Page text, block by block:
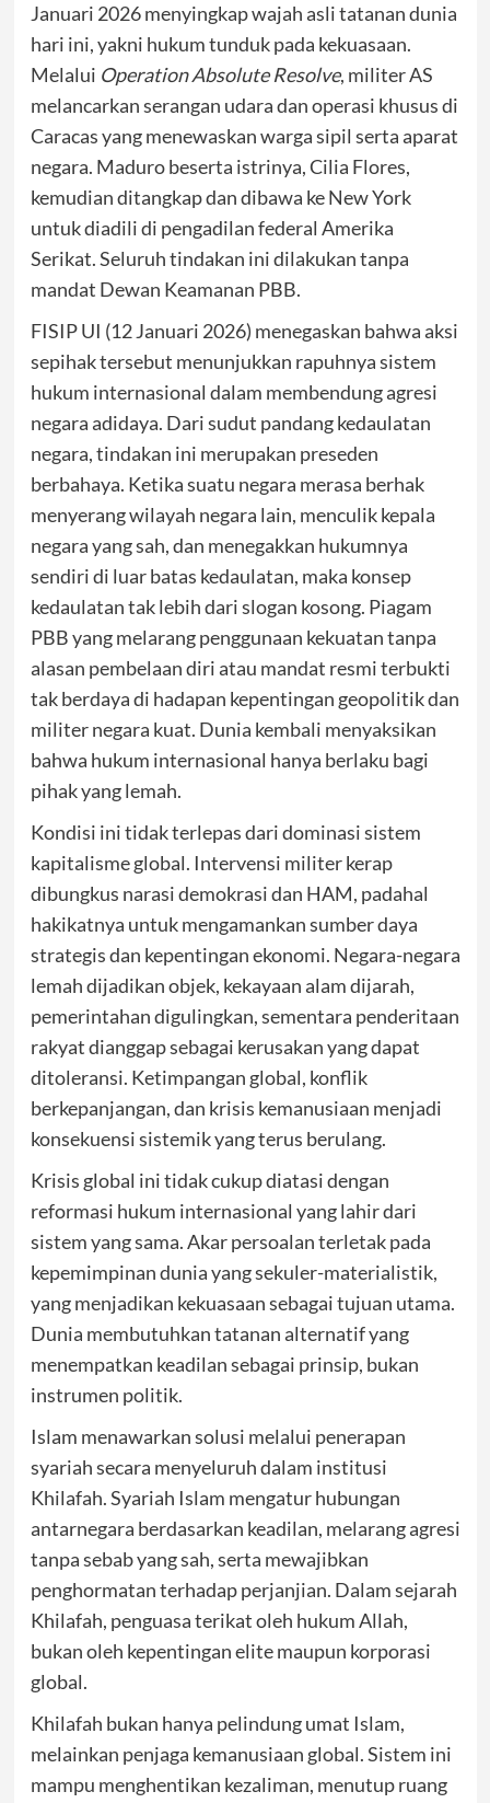
Januari 2026 menyingkap wajah asli tatanan dunia
hari ini, yakni hukum tunduk pada kekuasaan.
Melalui Operation Absolute Resolve, militer AS
melancarkan serangan udara dan operasi khusus di
Caracas yang menewaskan warga sipil serta aparat
negara. Maduro beserta istrinya, Cilia Flores,
kemudian ditangkap dan dibawa ke New York
untuk diadili di pengadilan federal Amerika
Serikat. Seluruh tindakan ini dilakukan tanpa
mandat Dewan Keamanan PBB.
FISIP UI (12 Januari 2026) menegaskan bahwa aksi
sepihak tersebut menunjukkan rapuhnya sistem
hukum internasional dalam membendung agresi
negara adidaya. Dari sudut pandang kedaulatan
negara, tindakan ini merupakan preseden
berbahaya. Ketika suatu negara merasa berhak
menyerang wilayah negara lain, menculik kepala
negara yang sah, dan menegakkan hukumnya
sendiri di luar batas kedaulatan, maka konsep
kedaulatan tak lebih dari slogan kosong. Piagam
PBB yang melarang penggunaan kekuatan tanpa
alasan pembelaan diri atau mandat resmi terbukti
tak berdaya di hadapan kepentingan geopolitik dan
militer negara kuat. Dunia kembali menyaksikan
bahwa hukum internasional hanya berlaku bagi
pihak yang lemah.
Kondisi ini tidak terlepas dari dominasi sistem
kapitalisme global. Intervensi militer kerap
dibungkus narasi demokrasi dan HAM, padahal
hakikatnya untuk mengamankan sumber daya
strategis dan kepentingan ekonomi. Negara-negara
lemah dijadikan objek, kekayaan alam dijarah,
pemerintahan digulingkan, sementara penderitaan
rakyat dianggap sebagai kerusakan yang dapat
ditoleransi. Ketimpangan global, konflik
berkepanjangan, dan krisis kemanusiaan menjadi
konsekuensi sistemik yang terus berulang.
Krisis global ini tidak cukup diatasi dengan
reformasi hukum internasional yang lahir dari
sistem yang sama. Akar persoalan terletak pada
kepemimpinan dunia yang sekuler-materialistik,
yang menjadikan kekuasaan sebagai tujuan utama.
Dunia membutuhkan tatanan alternatif yang
menempatkan keadilan sebagai prinsip, bukan
instrumen politik.
Islam menawarkan solusi melalui penerapan
syariah secara menyeluruh dalam institusi
Khilafah. Syariah Islam mengatur hubungan
antarnegara berdasarkan keadilan, melarang agresi
tanpa sebab yang sah, serta mewajibkan
penghormatan terhadap perjanjian. Dalam sejarah
Khilafah, penguasa terikat oleh hukum Allah,
bukan oleh kepentingan elite maupun korporasi
global.
Khilafah bukan hanya pelindung umat Islam,
melainkan penjaga kemanusiaan global. Sistem ini
mampu menghentikan kezaliman, menutup ruang